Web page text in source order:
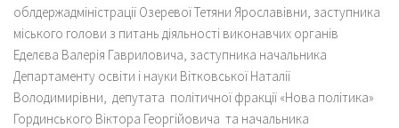
облдержадміністрації Озеревої Тетяни Ярославівни, заступника
міського голови з питань діяльності виконавчих органів
Еделєва Валерія Гавриловича, заступника начальника
Департаменту освіти і науки Вітковської Наталії
Володимирівни, депутата політичної фракції «Нова політика»
Гординського Віктора Георгійовича та начальника